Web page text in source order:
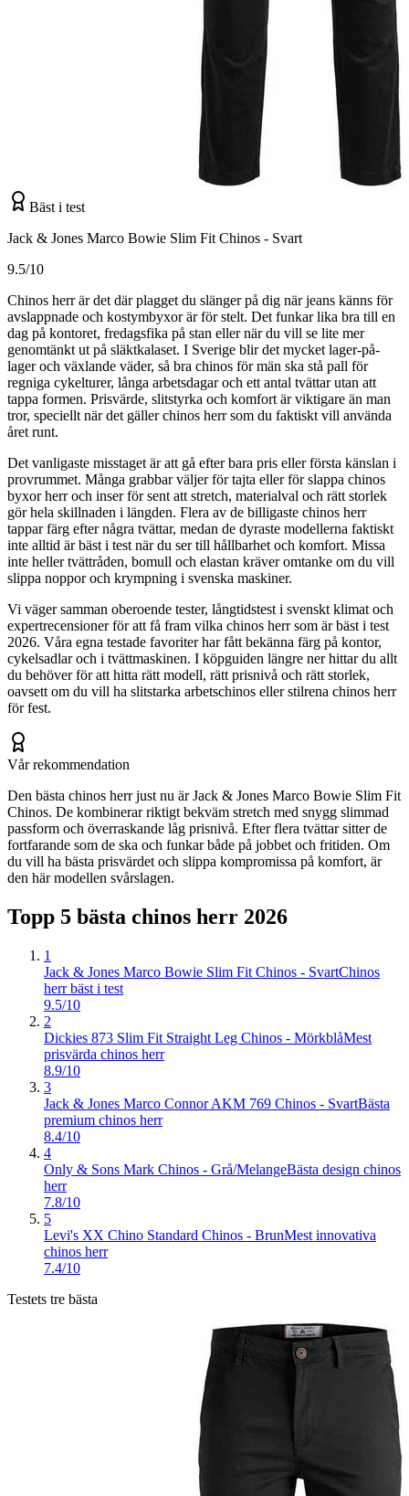
Bäst i test
Jack & Jones Marco Bowie Slim Fit Chinos - Svart
9.5/10
Chinos herr är det där plagget du slänger på dig när jeans känns för
avslappnade och kostymbyxor är för stelt. Det funkar lika bra till en
dag på kontoret, fredagsfika på stan eller när du vill se lite mer
genomtänkt ut på släktkalaset. I Sverige blir det mycket lager-på-
lager och växlande väder, så bra chinos för män ska stå pall för
regniga cykelturer, långa arbetsdagar och ett antal tvättar utan att
tappa formen. Prisvärde, slitstyrka och komfort är viktigare än man
tror, speciellt när det gäller chinos herr som du faktiskt vill använda
året runt.
Det vanligaste misstaget är att gå efter bara pris eller första känslan i
provrummet. Många grabbar väljer för tajta eller för slappa chinos
byxor herr och inser för sent att stretch, materialval och rätt storlek
gör hela skillnaden i längden. Flera av de billigaste chinos herr
tappar färg efter några tvättar, medan de dyraste modellerna faktiskt
inte alltid är bäst i test när du ser till hållbarhet och komfort. Missa
inte heller tvättråden, bomull och elastan kräver omtanke om du vill
slippa noppor och krympning i svenska maskiner.
Vi väger samman oberoende tester, långtidstest i svenskt klimat och
expertrecensioner för att få fram vilka chinos herr som är bäst i test
2026. Våra egna testade favoriter har fått bekänna färg på kontor,
cykelsadlar och i tvättmaskinen. I köpguiden längre ner hittar du allt
du behöver för att hitta rätt modell, rätt prisnivå och rätt storlek,
oavsett om du vill ha slitstarka arbetschinos eller stilrena chinos herr
för fest.
Vår rekommendation
Den bästa chinos herr just nu är Jack & Jones Marco Bowie Slim Fit
Chinos. De kombinerar riktigt bekväm stretch med snygg slimmad
passform och överraskande låg prisnivå. Efter flera tvättar sitter de
fortfarande som de ska och funkar både på jobbet och fritiden. Om
du vill ha bästa prisvärdet och slippa kompromissa på komfort, är
den här modellen svårslagen.
Topp 5 bästa chinos herr 2026
1
Jack & Jones Marco Bowie Slim Fit Chinos - SvartChinos
herr bäst i test
9.5/10
2
Dickies 873 Slim Fit Straight Leg Chinos - MörkblåMest
prisvärda chinos herr
8.9/10
3
Jack & Jones Marco Connor AKM 769 Chinos - SvartBästa
premium chinos herr
8.4/10
4
Only & Sons Mark Chinos - Grå/MelangeBästa design chinos
herr
7.8/10
5
Levi's XX Chino Standard Chinos - BrunMest innovativa
chinos herr
7.4/10
Testets tre bästa